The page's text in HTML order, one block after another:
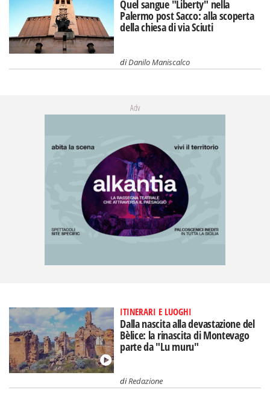
Quel sangue "Liberty" nella
Palermo post Sacco: alla scoperta
della chiesa di via Sciuti
diDanilo Maniscalco
Adv
ITINERARI E LUOGHI
Dalla nascita alla devastazione del
Bèlice: la rinascita di Montevago
parte da "Lu muru"
diRedazione